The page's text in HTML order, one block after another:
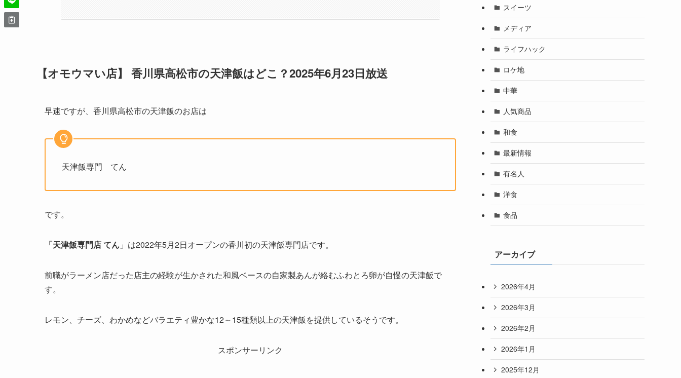
【オモウマい店】 香川県高松市の天津飯はどこ？2025年6月23日放送
早速ですが、香川県高松市の天津飯のお店は
天津飯専門 てん
です。
「天津飯専門店 てん 」は2022年5月2日オープンの香川初の天津飯専門店です。
前職がラーメン店だった店主の経験が生かされた和風ベースの自家製あんが絡むふわとろ卵が自慢の天津飯で
す。
レモン、チーズ、わかめなどバラエティ豊かな12～15種類以上の天津飯を提供しているそうです。
スポンサーリンク
スイーツ
メディア
ライフハック
ロケ地
中華
人気商品
和食
最新情報
有名人
洋食
食品
アーカイブ
2026年4月
2026年3月
2026年2月
2026年1月
2025年12月